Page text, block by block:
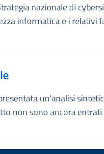
nazionale di
informatica e i relativi
un'analisi
non sono ancora